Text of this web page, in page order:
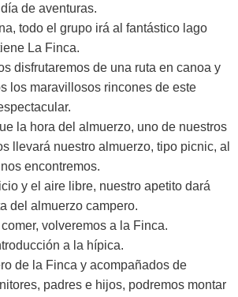
de aventuras.
todo el grupo irá al fantástico lago
La Finca.
disfrutaremos de una ruta en canoa y
los maravillosos rincones de este
la hora del almuerzo, uno de nuestros
llevará nuestro almuerzo, tipo picnic, al
encontremos.
y el aire libre, nuestro apetito dará
del almuerzo campero.
volveremos a la Finca.
a la hípica.
de la Finca y acompañados de
padres e hijos, podremos montar